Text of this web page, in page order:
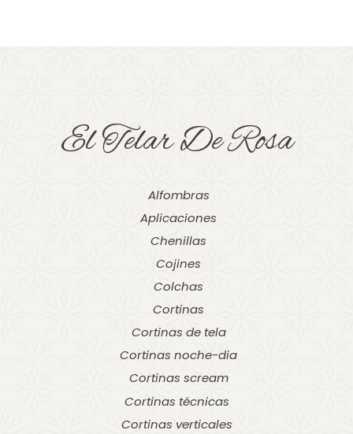
El Telar De Rosa
Alfombras
Aplicaciones
Chenillas
Cojines
Colchas
Cortinas
Cortinas de tela
Cortinas noche-dia
Cortinas scream
Cortinas técnicas
Cortinas verticales